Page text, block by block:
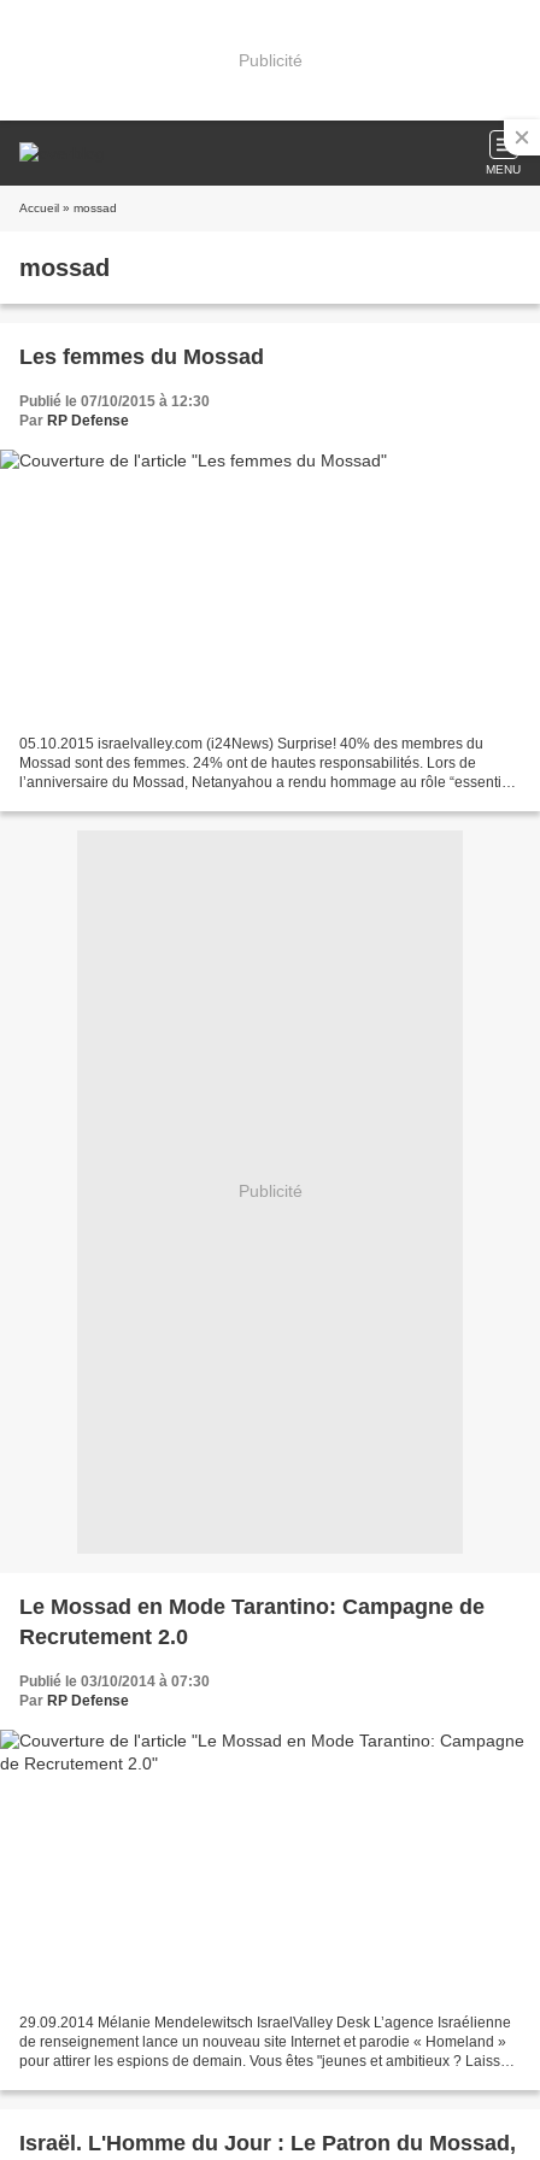
Publicité
MENU
Accueil » mossad
mossad
Les femmes du Mossad
Publié le 07/10/2015 à 12:30
Par RP Defense
05.10.2015 israelvalley.com (i24News) Surprise! 40% des membres du
Mossad sont des femmes. 24% ont de hautes responsabilités. Lors de
l’anniversaire du Mossad, Netanyahou a rendu hommage au rôle “essentiel
Publicité
Le Mossad en Mode Tarantino: Campagne de
Recrutement 2.0
Publié le 03/10/2014 à 07:30
Par RP Defense
29.09.2014 Mélanie Mendelewitsch IsraelValley Desk L’agence Israélienne
de renseignement lance un nouveau site Internet et parodie « Homeland »
pour attirer les espions de demain. Vous êtes "jeunes et ambitieux ? Laissez
Israël. L'Homme du Jour : Le Patron du Mossad,